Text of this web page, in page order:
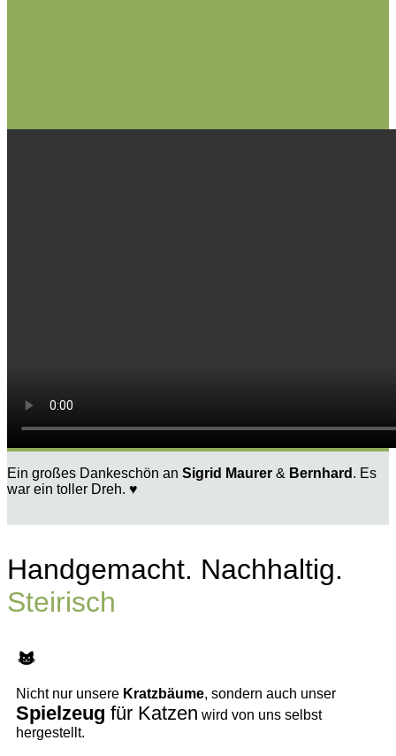
Ein großes Dankeschön an Sigrid Maurer & Bernhard . Es
war ein toller Dreh. ♥
Handgemacht. Nachhaltig.
Steirisch
Nicht nur unsere Kratzbäume, sondern auch unser
Spielzeug für Katzen wird von uns selbst
hergestellt.